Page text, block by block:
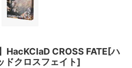
HacKClaD CROSS FATE[ハ
ドクロスフェイト]